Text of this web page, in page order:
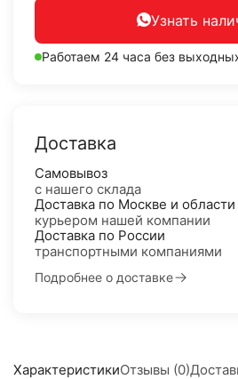
Узнать
Работаем 24 часа без
Доставка
Самовывоз
с нашего склада
Доставка по Москве и области
курьером нашей компании
Доставка по России
транспортными компаниями
Подробнее о доставке
ХарактеристикиОтзывы (0)